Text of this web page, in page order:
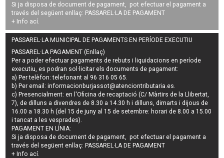
Si ja disposa de document de pagament, pot efectuar el pagament a
través del següent enllaç: PASSAREL·LA DE PAGAMENT
+ Info ací.
PASSAREL·LA MUNICIPAL DE PAGAMENTS EN PERÍODE EXECUTIU
PASSAREL·LA PAGAMENT (Enllaç)
Per a poder efectuar pagaments derebuts i liquidacions en període
executiu, es podran sol·licitar els documents de pagament:
a) Per telèfon: telefonant al 96 316 05 65.
b) Per email:informacionburjassot@atenciontributaria.es.
c) Presencialment: en l'Oficina de recaptació (C/ Màrtirs de la Llibertat,
7), de dilluns a divendres de 8.30 a 14.30 h i dilluns, dimarts i dijous de
16.00 a 18.30 h (del 15 de juny al 15 de setembre: horari de 8.00 a 15.00
i tancat a les vesprades).
PAGAMENT EN LÍNIA:
Si ja disposa de document de pagament, pot efectuar el pagament a
través del següent enllaç:PASSAREL·LA DE PAGAMENT
+ Info ací.